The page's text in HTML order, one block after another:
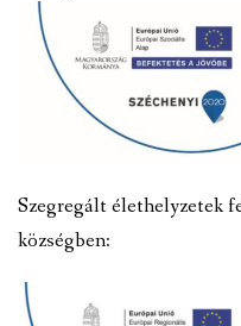
Szegregált élethelyzetek
községben: